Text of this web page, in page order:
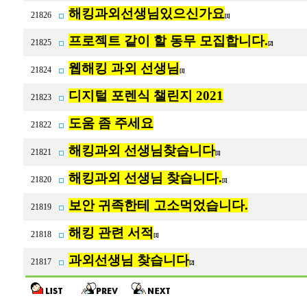
21826 해킹과외선생님있으신가요 [1]
21825 프로젝트 같이 할 동무 모집합니다. [2]
21824 웹해킹 과외 선생님 [1]
21823 디지털 포렌식 챌린지 2021
21822 도움 좀 주세요
21821 해킹과외 선생님찾습니다[1]
21820 해킹과외 선생님 찾습니다. [1]
21819 보안 귀족한테 고소먹었습니다.
21818 해킹 관련 서적 [1]
21817 과외선생님 찾습니다[2]